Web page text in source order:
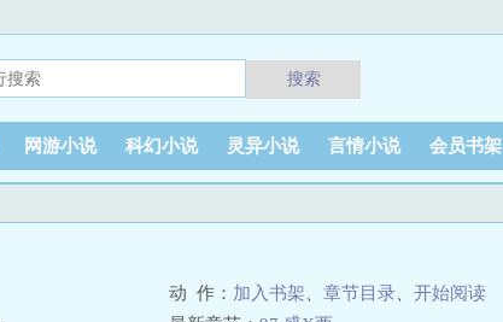
搜索
网游小说 科幻小说 灵异小说 言情小说 会员书架
动 作： 加入书架 章节目录
开始阅读